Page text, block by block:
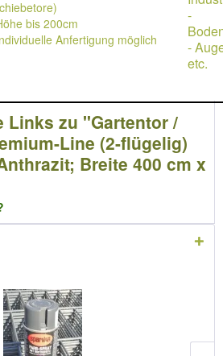
bis 200cm
Anfertigung möglich
-
-
etc.
Links zu "Gartentor /
Line (2-flügelig)
Breite 400 cm x